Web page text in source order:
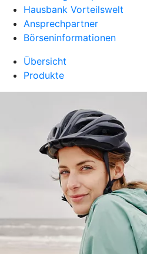
Hausbank Vorteilswelt
Ansprechpartner
Börseninformationen
Übersicht
Produkte